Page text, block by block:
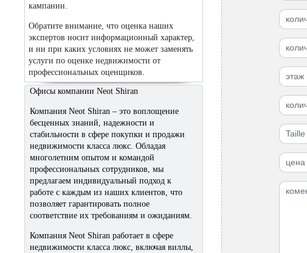
кампании.
Обратите внимание, что оценка наших
экспертов носит информационный характер,
и ни при каких условиях не может заменять
услуги по оценке недвижимости от
профессиональных оценщиков.
Офисы компании Neot Shiran
Компания Neot Shiran – это воплощение
бесценных знаний, надежности и
стабильности в сфере покупки и продажи
недвижимости класса люкс. Обладая
многолетним опытом и командой
профессиональных сотрудников, мы
предлагаем индивидуальный подход к
работе с каждым из наших клиентов, что
позволяет гарантировать полное
соответствие их требованиям и ожиданиям.
Компания Neot Shiran работает в сфере
недвижимости класса люкс, включая виллы,